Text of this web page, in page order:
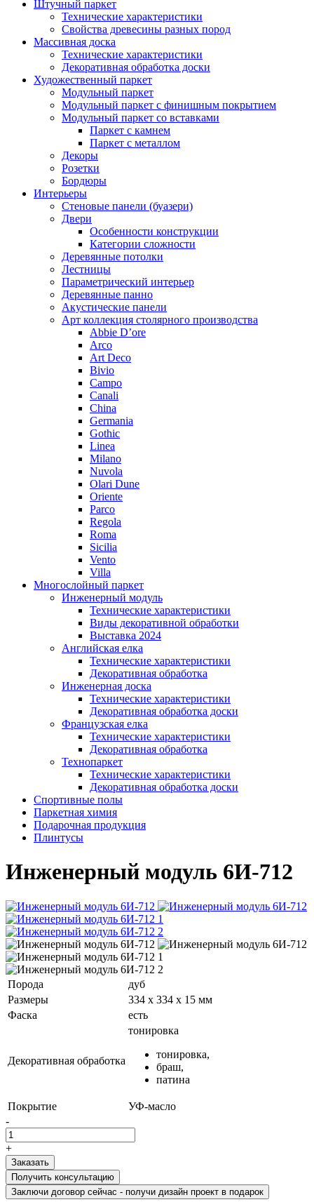
Штучный паркет
Технические характеристики
Свойства древесины разных пород
Массивная доска
Технические характеристики
Декоративная обработка доски
Художественный паркет
Модульный паркет
Модульный паркет с финишным покрытием
Модульный паркет со вставками
Паркет с камнем
Паркет с металлом
Декоры
Розетки
Бордюры
Интерьеры
Стеновые панели (буазери)
Двери
Особенности конструкции
Категории сложности
Деревянные потолки
Лестницы
Параметрический интерьер
Деревянные панно
Акустические панели
Арт коллекция столярного производства
Abbie D’ore
Arco
Art Deco
Bivio
Campo
Canali
China
Germania
Gothic
Linea
Milano
Nuvola
Olari Dune
Oriente
Parco
Regola
Roma
Sicilia
Vento
Villa
Многослойный паркет
Инженерный модуль
Технические характеристики
Виды декоративной обработки
Выставка 2024
Английская елка
Технические характеристики
Декоративная обработка
Инженерная доска
Технические характеристики
Декоративная обработка доски
Французская елка
Технические характеристики
Декоративная обработка
Технопаркет
Технические характеристики
Декоративная обработка доски
Спортивные полы
Паркетная химия
Подарочная продукция
Плинтусы
Инженерный модуль 6И-712
Порода
дуб
Размеры
334 х 334 x 15 мм
Фаска
есть
Декоративная обработка
тонировка
тонировка,
браш,
патина
Покрытие
УФ-масло
-
+
Получить консультацию
Заключи договор сейчас - получи дизайн проект в подарок